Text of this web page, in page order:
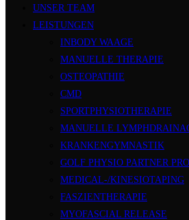
UNSER TEAM
LEISTUNGEN
INBODY WAAGE
MANUELLE THERAPIE
OSTEOPATHIE
CMD
SPORTPHYSIOTHERAPIE
MANUELLE
KRANKENGYMNASTIK
GOLF PHYSIO PARTNER
MEDICAL-/KINESIOTAPING
FASZIENTHERAPIE
MYOFASCIAL RELEASE